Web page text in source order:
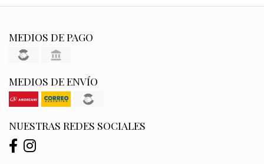
MEDIOS DE PAGO
MEDIOS DE ENVÍO
NUESTRAS REDES SOCIALES